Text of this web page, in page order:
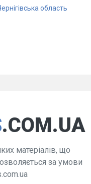
область
.COM.UA
матеріалів, що
за умови